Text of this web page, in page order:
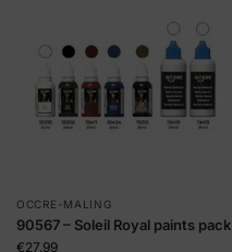
OCCRE-MALING
90567 – Soleil Royal paints pack
€27.99